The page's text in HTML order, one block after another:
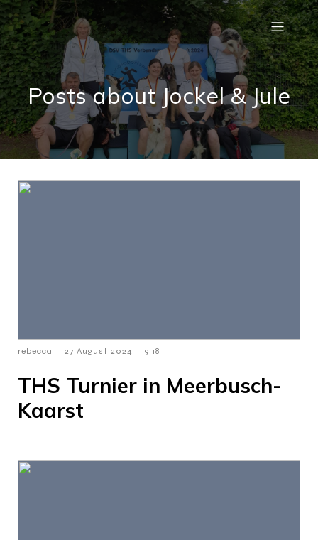
Posts about Jockel & Jule
rebecca - 27 August 2024 - 9:18
THS Turnier in Meerbusch-
Kaarst